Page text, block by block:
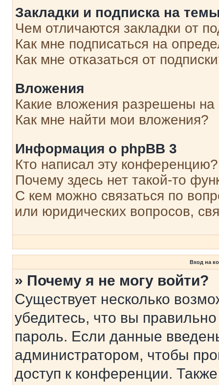
Закладки и подписка на
Чем отличаются закладки от
Как мне подписаться на
Как мне отказаться от
Вложения
Какие вложения разрешены
Как мне найти мои вложения?
Информация о phpBB 3
Кто написал эту конференцию?
Почему здесь нет такой-то
С кем можно связаться по
или юридических вопросов,
Вход на
» Почему я не могу войти?
Существует несколько
убедитесь, что вы
пароль. Если данные
администратором, чтобы
доступ к конференции.